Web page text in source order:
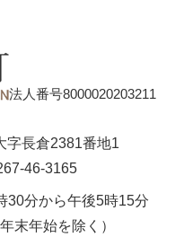
法人番号8000020203211
字長倉2381番地1
46-3165
30分から午後5時15分
末年始を除く）